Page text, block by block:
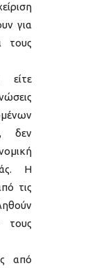
για
τους
είτε
δεν
Η
τις
τους
από